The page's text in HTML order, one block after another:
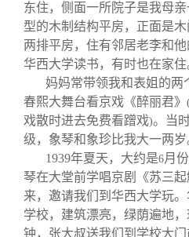
实用信息
总会章程
理事会名单
制度法规
联系我们
东住，侧面一所院子是我母
型的木制结构平房，正面是
两排平房，住有邻居老李和
华西大学读书，有时也在家住
妈妈常带领我和表姐的两
春熙大舞台看京戏《醉丽君》 (
戏散时进去免费看蹭戏)。当
级，象琴和象珍比我大一两岁
1939年夏天，大约是6月
琴在大堂前学唱京剧《苏三
来，邀请我们到华西大学玩
学校，建筑漂亮，绿荫遍地
钟，张大叔送我们到学校大